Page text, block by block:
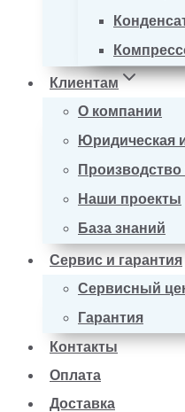
Клиентам
О компании
Юридическая
Наши проекты
База знаний
Сервис и гарантия
Сервисный
Гарантия
Контакты
Оплата
Доставка